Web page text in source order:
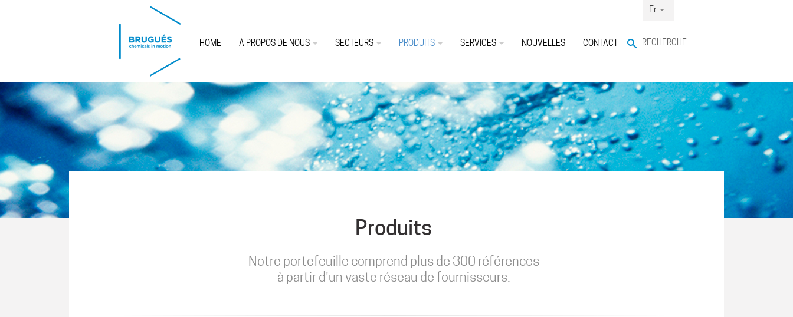
Fr
RECHERCHE
HOME À PROPOS DE NOUS SECTEURS PRODUITS SERVICES NOUVELLES CONTACT
Produits
Notre portefeuille comprend plus de 300 références
à partir d'un vaste réseau de fournisseurs.